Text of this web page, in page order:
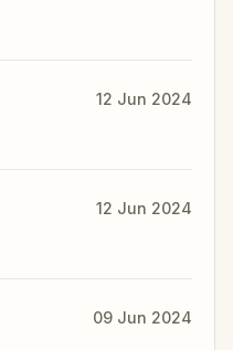
12 Jun 2024
12 Jun 2024
09 Jun 2024